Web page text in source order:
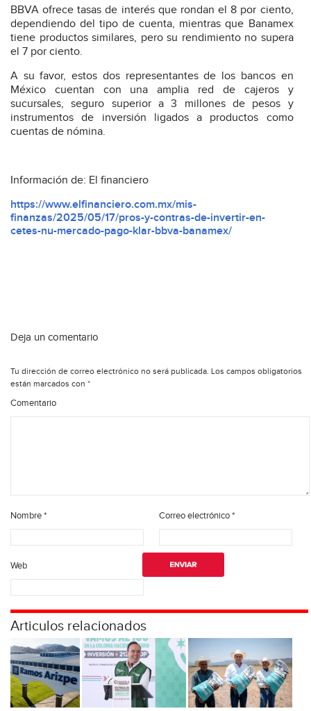
BBVA ofrece tasas de interés que rondan el 8 por ciento,
dependiendo del tipo de cuenta, mientras que Banamex
tiene productos similares, pero su rendimiento no supera
el 7 por ciento.
A su favor, estos dos representantes de los bancos en
México cuentan con una amplia red de cajeros y
sucursales, seguro superior a 3 millones de pesos y
instrumentos de inversión ligados a productos como
cuentas de nómina.
Información de: El financiero
https://www.elfinanciero.com.mx/mis-
finanzas/2025/05/17/pros-y-contras-de-invertir-en-
cetes-nu-mercado-pago-klar-bbva-banamex/
Deja un comentario
Tu dirección de correo electrónico no será publicada. Los campos obligatorios
están marcados con *
Comentario
Nombre* Correo electrónico*
Web
Articulos relacionados